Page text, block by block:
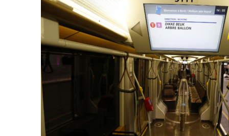
07 août 2026Consulter l'article "Berchem-Sainte-Agathe:
Le Brussels Dance Festival revient
du 14 au 23 août